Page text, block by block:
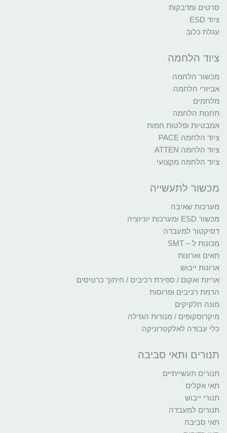
סרטים ומדבקות
ציוד ESD
עגלת כלוב
ציוד הלחמה
מכשור הלחמה
אביזרי הלחמה
מלחמים
תחנות הלחמה
אמבטיות ופלטות חמות
ציוד הלחמה PACE
ציוד הלחמה ATTEN
ציוד הלחמה מקצועי
מכשור לתעשייה
מערכות שאיבה
מכשור ESD ומערכות יוניזציה
דסיקטור למעבדה
מכונות ל – SMT
תאים וארונות
ארונות ייבוש
אריזת ואקום / ספירת רכיבים / חיתוך כרטיסים
הרמת רכיבים ופרוסות
מונה חלקיקים
מיקרוסקופים / מנורות הגדלה
כלי עבודה לאלקטרוניקה
תנורים ותאי סביבה
תנורים תעשייתיים
תאי אקלים
תנורי ייבוש
תנורים למעבדה
תאי סביבה